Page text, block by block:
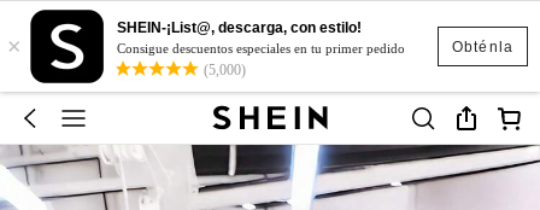
Obténla
×
SHEIN-¡List@, descarga, con estilo!
Consigue descuentos especiales en tu primer pedido
(5,000)